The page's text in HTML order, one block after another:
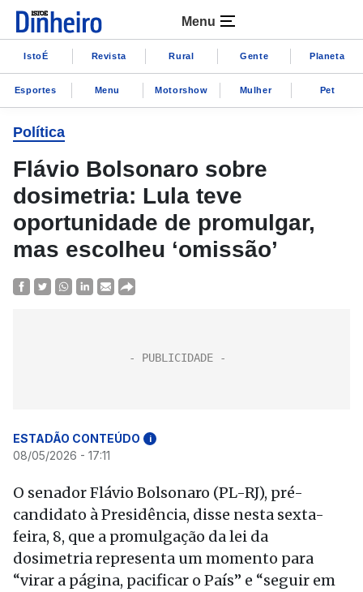
Menu
IstoÉ Revista Rural Gente Planeta
Esportes Menu Motorshow Mulher Pet
Política
Flávio Bolsonaro sobre
dosimetria: Lula teve
oportunidade de promulgar,
mas escolheu ‘omissão’
ESTADÃO CONTEÚDO i
08/05/2026 - 17:11
O senador Flávio Bolsonaro (PL-RJ), pré-
candidato à Presidência, disse nesta sexta-
feira, 8, que a promulgação da lei da
dosimetria representa um momento para
“virar a página, pacificar o País” e “seguir em